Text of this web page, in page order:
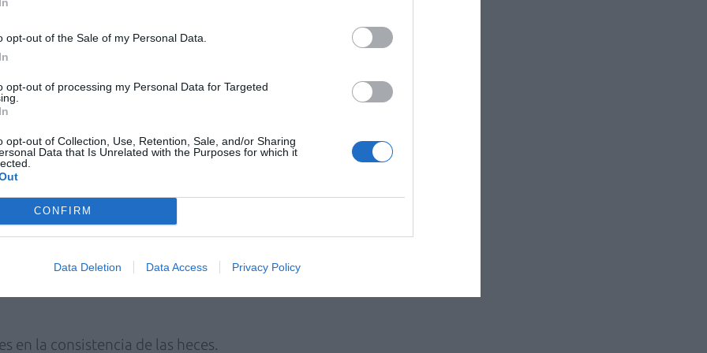
opt-out of the Sale of my Personal Data.
opt-out of processing my Personal Data for Targeted
opt-out of Collection, Use, Retention, Sale, and/or Sharing
Data that Is Unrelated with the Purposes for which it
CONFIRM
Data Deletion Data Access Privacy Policy
de la microbiota intestinal pueden
aparezca un SII después de una infección
genética: tener un familiar con SII
este trastorno.
para diagnosticar el SII, por lo que su
de síntomas del paciente.
los denominados «criterios de Roma»,
abdominal recurrente que dura como
3 meses, junto con dos o más de los
en la consistencia de las heces.